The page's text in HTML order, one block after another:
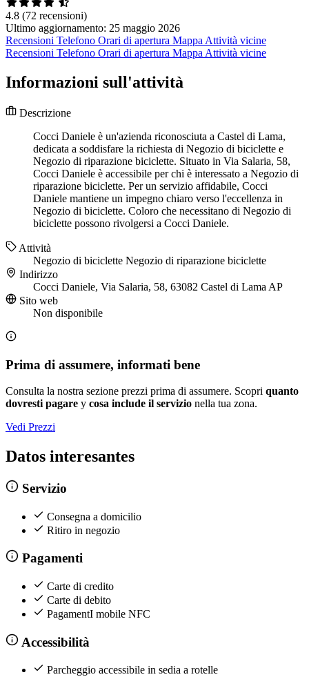
4.8 (72 recensioni)
Ultimo aggiornamento: 25 maggio 2026
Recensioni Telefono Orari di apertura Mappa Attività vicine
Recensioni Telefono Orari di apertura Mappa Attività vicine
Informazioni sull'attività
Descrizione
Cocci Daniele è un'azienda riconosciuta a Castel di Lama,
dedicata a soddisfare la richiesta di Negozio di biciclette e
Negozio di riparazione biciclette. Situato in Via Salaria, 58,
Cocci Daniele è accessibile per chi è interessato a Negozio di
riparazione biciclette. Per un servizio affidabile, Cocci
Daniele mantiene un impegno chiaro verso l'eccellenza in
Negozio di biciclette. Coloro che necessitano di Negozio di
biciclette possono rivolgersi a Cocci Daniele.
Attività
Negozio di biciclette Negozio di riparazione biciclette
Indirizzo
Cocci Daniele, Via Salaria, 58, 63082 Castel di Lama AP
Sito web
Non disponibile
Prima di assumere, informati bene
Consulta la nostra sezione prezzi prima di assumere. Scopri quanto
dovresti pagare y cosa include il servizio nella tua zona.
Vedi Prezzi
Datos interesantes
Servizio
Consegna a domicilio
Ritiro in negozio
Pagamenti
Carte di credito
Carte di debito
PagamentI mobile NFC
Accessibilità
Parcheggio accessibile in sedia a rotelle